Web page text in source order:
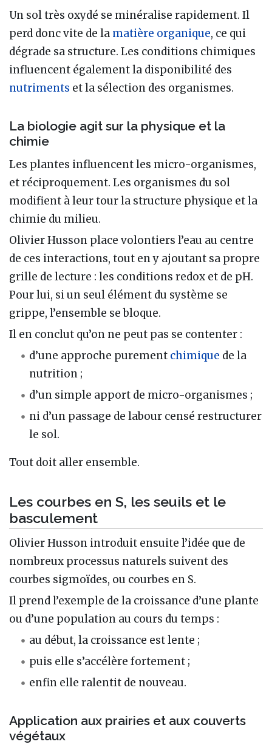
Un sol très oxydé se minéralise rapidement. Il
perd donc vite de la matière organique, ce qui
dégrade sa structure. Les conditions chimiques
influencent également la disponibilité des
nutriments et la sélection des organismes.
La biologie agit sur la physique et la
chimie
Les plantes influencent les micro-organismes,
et réciproquement. Les organismes du sol
modifient à leur tour la structure physique et la
chimie du milieu.
Olivier Husson place volontiers l’eau au centre
de ces interactions, tout en y ajoutant sa propre
grille de lecture : les conditions redox et de pH.
Pour lui, si un seul élément du système se
grippe, l’ensemble se bloque.
Il en conclut qu’on ne peut pas se contenter :
d’une approche purement chimique de la
nutrition ;
d’un simple apport de micro-organismes ;
ni d’un passage de labour censé restructurer
le sol.
Tout doit aller ensemble.
Les courbes en S, les seuils et le
basculement
Olivier Husson introduit ensuite l’idée que de
nombreux processus naturels suivent des
courbes sigmoïdes, ou courbes en S.
Il prend l’exemple de la croissance d’une plante
ou d’une population au cours du temps :
au début, la croissance est lente ;
puis elle s’accélère fortement ;
enfin elle ralentit de nouveau.
Application aux prairies et aux couverts
végétaux